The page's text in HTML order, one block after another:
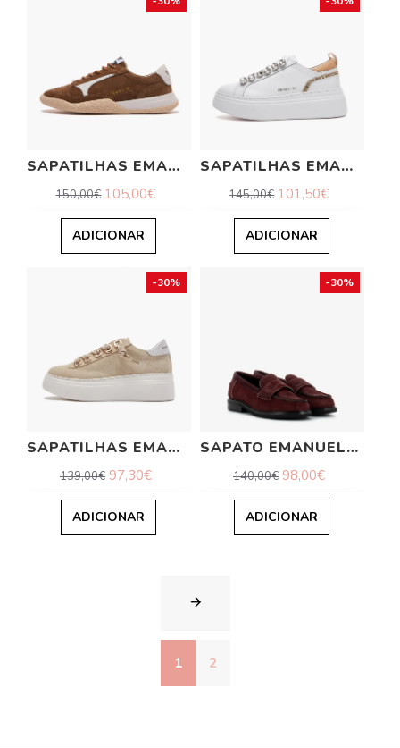
SAPATILHAS EMANUELLE VEE
150,00€ 105,00€
ADICIONAR
SAPATILHAS EMANUELLE VEE
145,00€ 101,50€
ADICIONAR
-30%
SAPATILHAS EMANUELLE VEE
139,00€ 97,30€
ADICIONAR
-30%
SAPATO EMANUELLE VEE
140,00€ 98,00€
ADICIONAR
1 2